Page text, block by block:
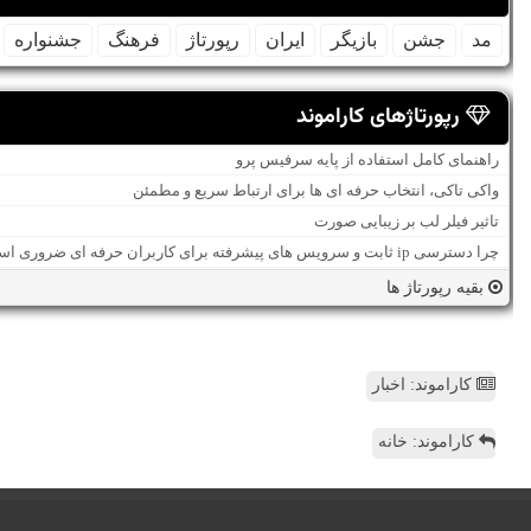
مد جشن بازیگر ایران رپورتاژ فرهنگ جشنواره
رپورتاژهای کاراموند
راهنمای کامل استفاده از پایه سرفیس پرو
واکی تاکی، انتخاب حرفه ای ها برای ارتباط سریع و مطمئن
تاثیر فیلر لب بر زیبایی صورت
چرا دسترسی ip ثابت و سرویس های پیشرفته برای کاربران حرفه ای ضروری است؟
بقیه رپورتاژ ها
کاراموند: اخبار
کاراموند: خانه